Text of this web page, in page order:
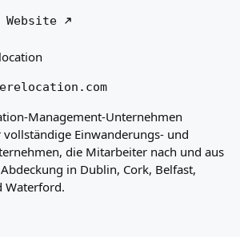
Website
Management-Unternehmen
Einwanderungs- und
die Mitarbeiter nach und aus
in Dublin, Cork, Belfast,
Waterford.